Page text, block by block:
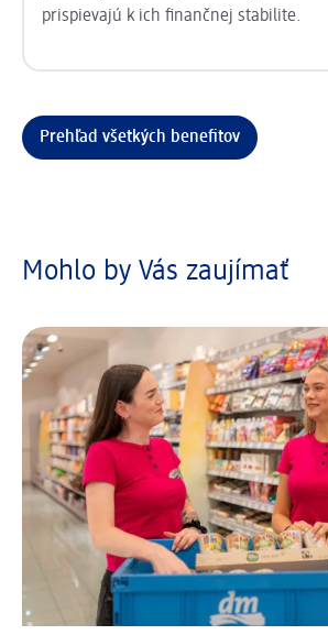
prispievajú k ich finančnej stabilite.
Prehľad všetkých benefitov
Mohlo by Vás zaujímať